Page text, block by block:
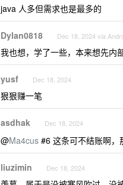
java 人多但需求也是最多的
Dylan0818 Dec 18, 2024 via
我也想，学了一些，本来想先内
yusf Dec 18, 2024
狠狠赚一笔
asdhak Dec 18, 2024
@Ma4cus #6 这条可不结账啊，
liuzimin Dec 18, 2024